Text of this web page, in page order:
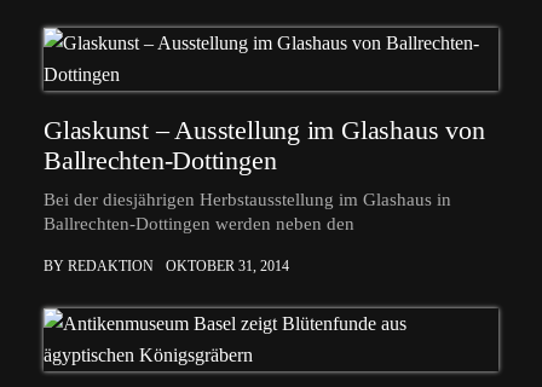
Glaskunst – Ausstellung im Glashaus von
Ballrechten-Dottingen
Bei der diesjährigen Herbstausstellung im Glashaus in
Ballrechten-Dottingen werden neben den
BY REDAKTION OKTOBER 31, 2014